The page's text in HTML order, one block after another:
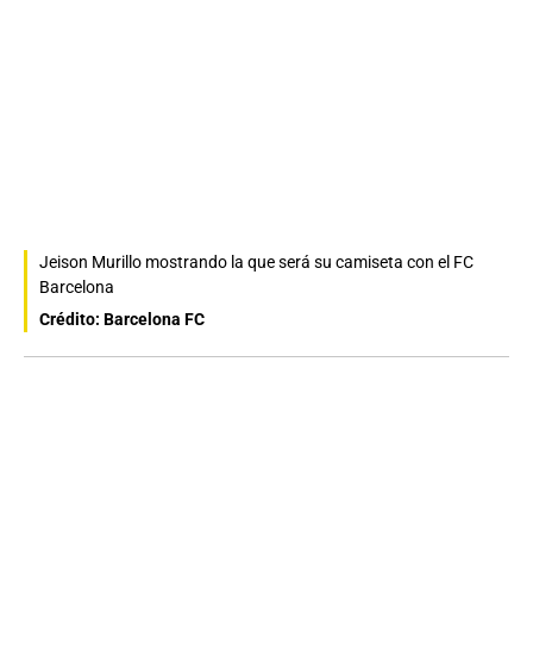
Jeison Murillo mostrando la que será su camiseta con el FC
Barcelona
Crédito: Barcelona FC